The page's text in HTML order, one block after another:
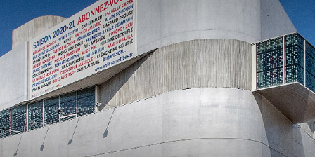
saison 2026-27
éditos
saisons passées